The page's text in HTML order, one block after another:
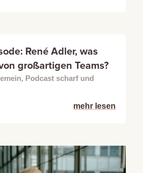
René Adler, was
großartigen Teams?
, Podcast scharf und
mehr lesen